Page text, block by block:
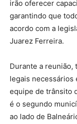
irão oferecer
garantindo que
acordo com a
Juarez Ferreira.
Durante a reunião,
legais necessários
equipe de trânsito
é o segundo
ao lado de